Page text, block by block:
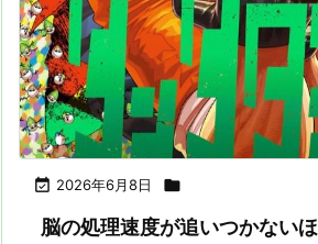
 2026年6月8日 
脳の処理速度が追いつかない